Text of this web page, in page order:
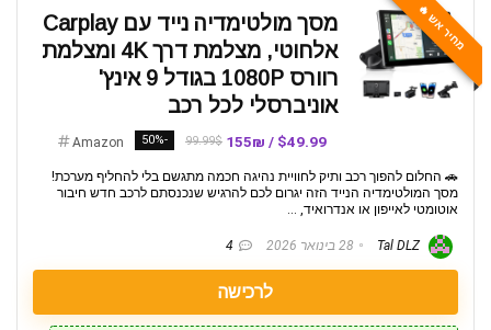
מחיר אש 🔥
מסך מולטימדיה נייד עם Carplay
אלחוטי, מצלמת דרך 4K ומצלמת
רוורס 1080P בגודל 9 אינץ'
אוניברסלי לכל רכב
$49.99 / 155₪
99.99$
-50%
Amazon
🚗 החלום להפוך רכב ותיק לחוויית נהיגה חכמה מתגשם בלי להחליף מערכת!
מסך המולטימדיה הנייד הזה יגרום לכם להרגיש שנכנסתם לרכב חדש חיבור
אוטומטי לאייפון או אנדרואיד, ...
Tal DLZ 28 בינואר 2026 4
לרכישה